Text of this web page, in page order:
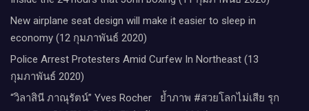
New airplane seat design will make it easier to sleep in
economy (12 กุมภาพันธ์ 2020)
Police Arrest Protesters Amid Curfew In Northeast (13
กุมภาพันธ์ 2020)
“วิลาสินี ภาณุรัตน์” Yves Rocher​ ย้ำภาพ #สวยโลกไม่เสีย รุก